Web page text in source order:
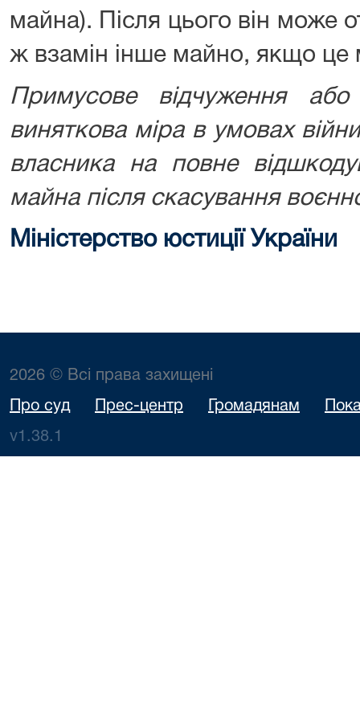
майна). Після цього він може
ж взамін інше майно, якщо це
Примусове відчуження
виняткова міра в умовах
власника на повне
майна після скасування
Міністерство юстиції України
2026 © Всі права захищені
Про суд Прес-центр Громадянам
v1.38.1